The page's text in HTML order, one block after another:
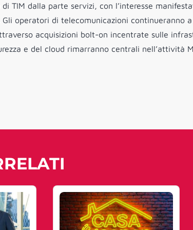
TIM dalla parte servizi, con l’interesse
operatori di telecomunicazioni continueranno a
acquisizioni bolt-on incentrate sulle
e del cloud rimarranno centrali nell’attività